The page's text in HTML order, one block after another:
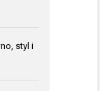
styl i